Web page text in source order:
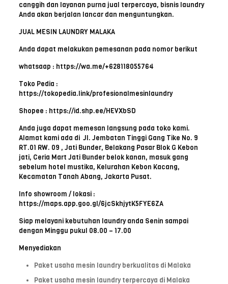
canggih dan layanan purna jual terpercaya, bisnis laundry
Anda akan berjalan lancar dan menguntungkan.
JUAL MESIN LAUNDRY MALAKA
Anda dapat melakukan pemesanan pada nomor berikut
whatsaap : https://wa.me/+628118055764
Toko Pedia :
https://tokopedia.link/profesionalmesinlaundry
Shopee : https://id.shp.ee/HEVXbSD
Anda juga dapat memesan langsung pada toko kami.
Alamat kami ada di Jl. Jembatan Tinggi Gang Tike No. 9
RT.01 RW. 09 , Jati Bunder, Belakang Pasar Blok G Kebon
jati, Ceria Mart Jati Bunder belok kanan, masuk gang
sebelum hotel mustika, Kelurahan Kebon Kacang,
Kecamatan Tanah Abang, Jakarta Pusat.
Info showroom / lokasi :
https://maps.app.goo.gl/6jcSkhjytK5FYE6ZA
Siap melayani kebutuhan laundry anda Senin sampai
dengan Minggu pukul 08.00 – 17.00
Menyediakan
Paket usaha mesin laundry berkualitas di Malaka
Paket usaha mesin laundry terpercaya di Malaka